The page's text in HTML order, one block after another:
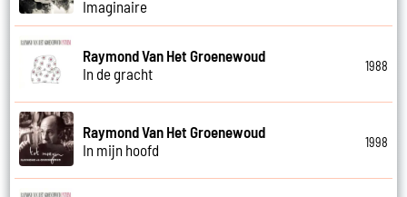
Imaginaire
Raymond Van Het Groenewoud
In de gracht
1988
Raymond Van Het Groenewoud
In mijn hoofd
1998